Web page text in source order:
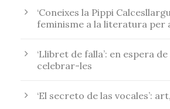
‘Coneixes la Pippi
feminisme a la literatura per
‘Llibret de falla’: en espera
celebrar-les
‘El secreto de las vocales’: